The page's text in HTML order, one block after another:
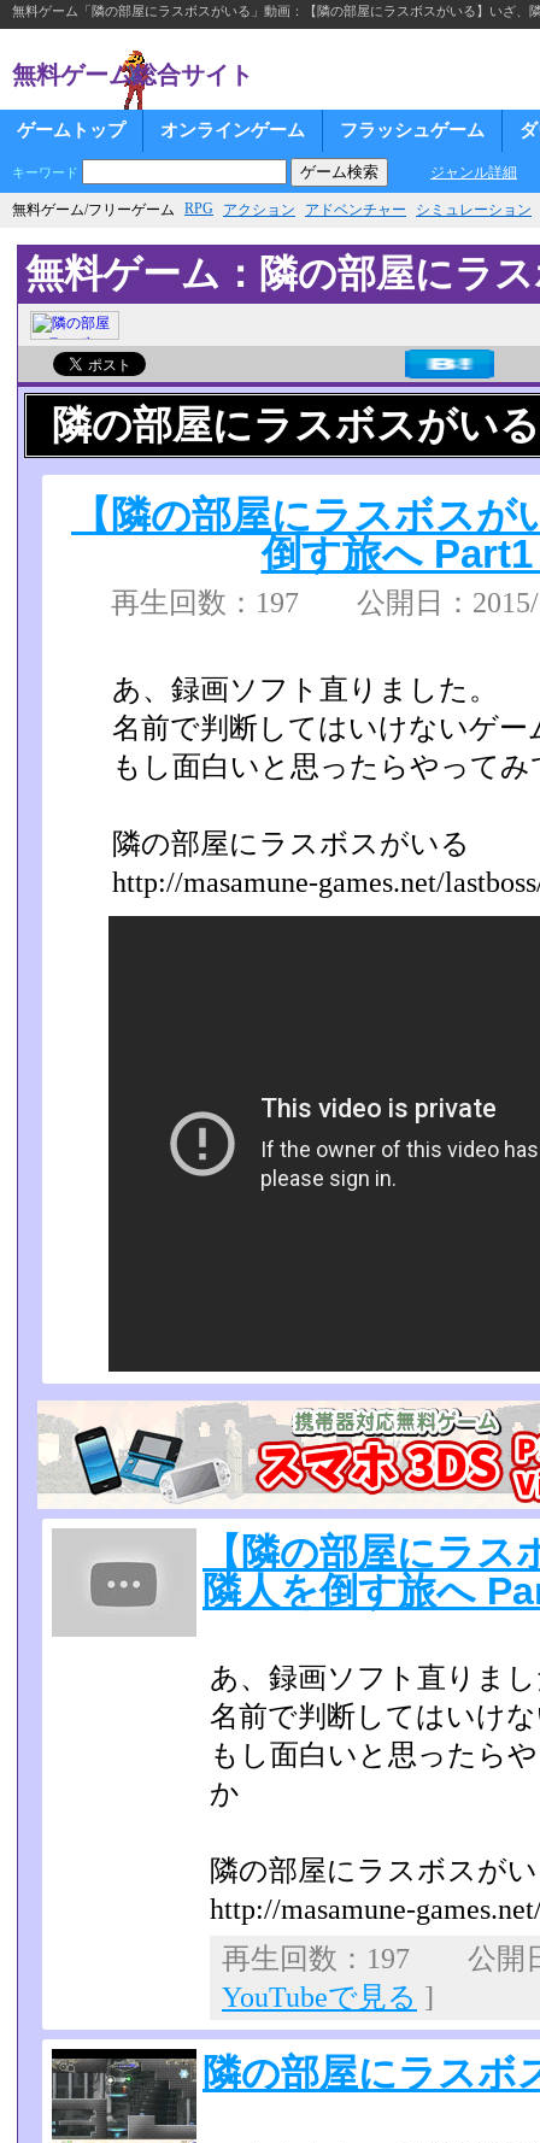
無料ゲーム「隣の部屋にラスボスがいる」動画：【隣の部屋にラスボスがいる】いざ、
無料ゲーム総合サイト
ゲームトップ オンラインゲーム フラッシュゲーム
キーワード ジャンル詳細
無料ゲーム/フリーゲーム RPG アクション アドベンチャー シミュレーション
無料ゲーム：隣の部屋にラ
隣の部屋にラスボスがい
【隣の部屋にラスボス
倒す旅へ
再生回数：197 公開日：
あ、録画ソフト直りました。
名前で判断してはいけないゲ
もし面白いと思ったらやって
隣の部屋にラスボスがいる
http://masamune-games.net/
【隣の部屋にラ
隣人を倒す旅へ
あ、録画ソフト直りま
名前で判断してはいけ
もし面白いと思ったら
か
隣の部屋にラスボスが
http://masamune-
再生回数：197 公開
YouTubeで見る ]
隣の部屋にラス